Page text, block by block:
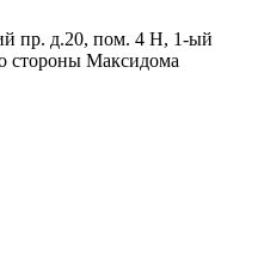
пр. д.20, пом. 4 Н, 1-ый
стороны Максидома